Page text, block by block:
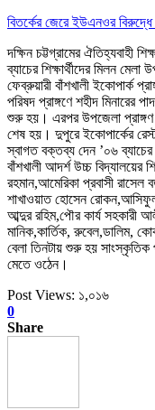
বিতর্কের জেরে ইউএনওর বিরুদ্ধে
দক্ষিন চট্টগ্রামের ঐতিহ্যবাহী
ব্যাচের শিক্ষার্থীদের মিলন
ফেব্রুয়ারী বাঁশখালী ইকোপার্ক
পরিষদ প্রাঙ্গণে শহীদ মিনারের
শুরু হয়। এরপর উপজেলা প্রাঙ্গণ
শেষ হয়। দুপুরে ইকোপার্কের
স্বাগত বক্তব্য দেন ’০৬ ব্যাচের
বাঁশখালী আদর্শ উচ্চ
রহমান,আমেরিকা প্রবাসী রাসেল
শাখাওয়াত হোসেন রোকন,আসিফুল
আব্দুর রহিম,পৌর কার্য সহকারী
মানিক,কার্তিক, রুবেল,ডালিম,
বেলা তিনটায় শুরু হয় সাংস্কৃতিক
মেতে ওঠেন।
Post Views: ১,০১৬
0
Share